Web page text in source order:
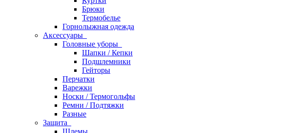
Брюки
Термобелье
Горнолыжная одежда
Аксессуары
Головные уборы
Шапки / Кепки
Подшлемники
Гейторы
Перчатки
Варежки
Носки / Термогольфы
Ремни / Подтяжки
Разные
Защита
Шлемы